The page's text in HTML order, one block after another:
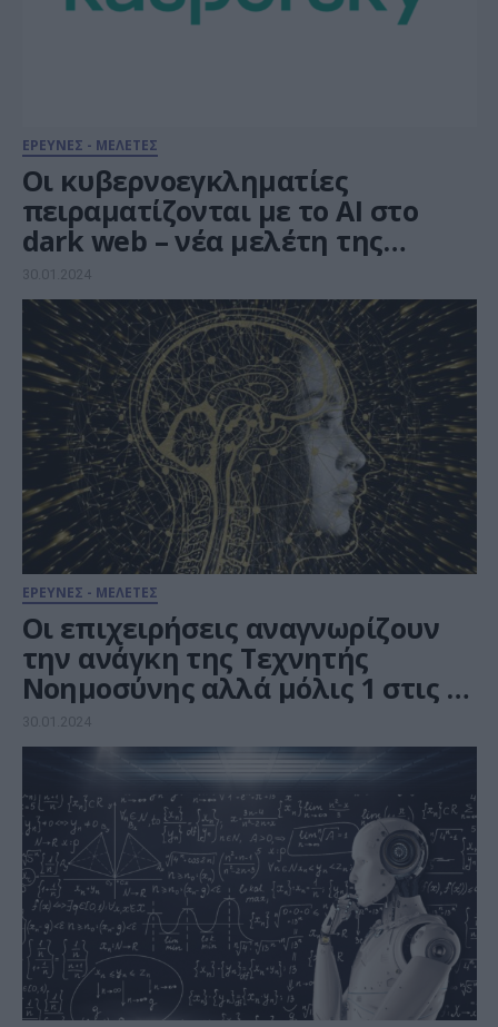
ΕΡΕΥΝΕΣ - ΜΕΛΕΤΕΣ
Οι κυβερνοεγκληματίες
πειραματίζονται με το AI στο
dark web – νέα μελέτη της
Kaspersky
30.01.2024
ΕΡΕΥΝΕΣ - ΜΕΛΕΤΕΣ
Οι επιχειρήσεις αναγνωρίζουν
την ανάγκη της Τεχνητής
Νοημοσύνης αλλά μόλις 1 στις 10
επενδύουν σε αυτή
30.01.2024